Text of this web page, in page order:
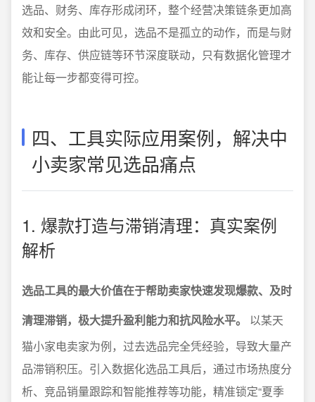
选品、财务、库存形成闭环，整个经营决策链条更加高
效和安全。由此可见，选品不是孤立的动作，而是与财
务、库存、供应链等环节深度联动，只有数据化管理才
能让每一步都变得可控。
四、工具实际应用案例，解决中
小卖家常见选品痛点
1. 爆款打造与滞销清理：真实案例
解析
选品工具的最大价值在于帮助卖家快速发现爆款、及时
清理滞销，极大提升盈利能力和抗风险水平。
以某天
猫小家电卖家为例，过去选品完全凭经验，导致大量产
品滞销积压。引入数据化选品工具后，通过市场热度分
析、竞品销量跟踪和智能推荐等功能，精准锁定“夏季